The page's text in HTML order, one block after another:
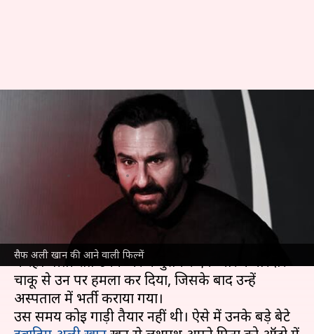
सैफ अली खान की आने वाली फिल्में
सैफ अली खान इन चर्चित फिल्मों में
आएंगे नजर, एक में दिखाएंगे
खलनायकी
Jan 16, 2025 06:58 pm
आज यानी 16 जनवरी को पूरा दिन
चर्चा
में रहे। बीती रात उनके घर में घुसकर एक चोर ने धारदार
चाकू से उन पर हमला कर दिया, जिसके बाद उन्हें
अस्पताल में भर्ती कराया गया।
उस समय कोई गाड़ी तैयार नहीं थी। ऐसे में उनके बड़े बेटे